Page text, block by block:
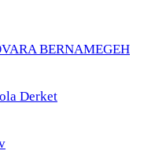
BERNAMEGEH
Derket